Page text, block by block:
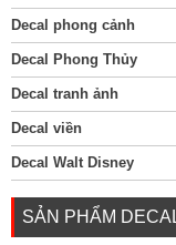
Decal phong cảnh
Decal Phong Thủy
Decal tranh ảnh
Decal viền
Decal Walt Disney
SẢN PHẨM